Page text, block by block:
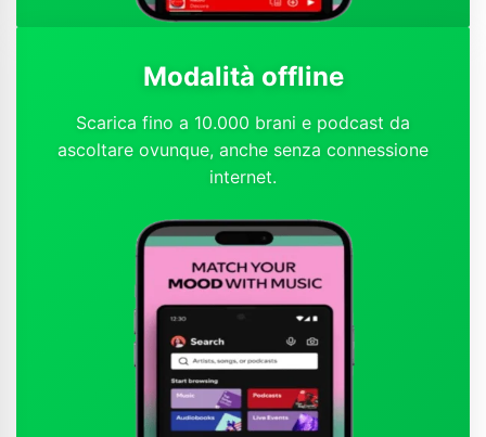
Modalità offline
Scarica fino a 10.000 brani e podcast da
ascoltare ovunque, anche senza connessione
internet.